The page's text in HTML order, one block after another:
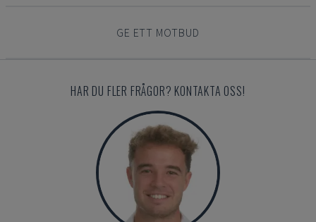
GE ETT MOTBUD
HAR DU FLER FRÅGOR? KONTAKTA OSS!